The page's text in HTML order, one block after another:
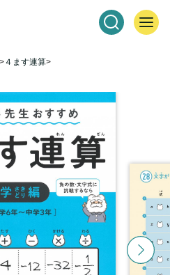
４ます連算